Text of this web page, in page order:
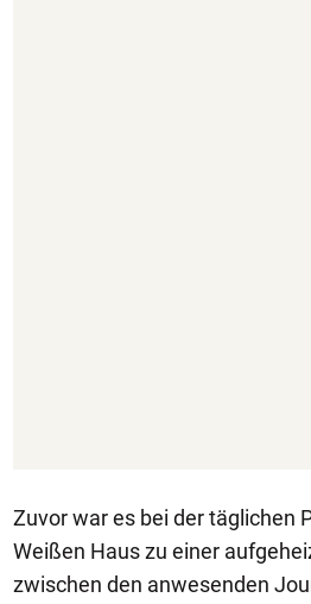
Zuvor war es bei der täglichen
Weißen Haus zu einer
zwischen den anwesenden